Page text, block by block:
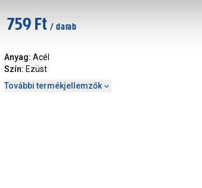
759 Ft / darab
Anyag: Acél
Szín: Ezüst
További termékjellemzők